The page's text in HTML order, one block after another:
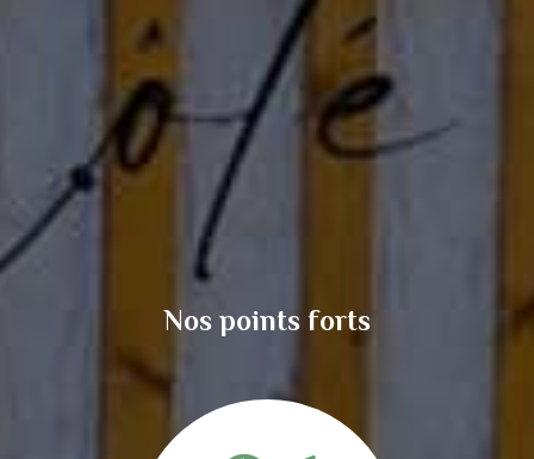
Nos points forts